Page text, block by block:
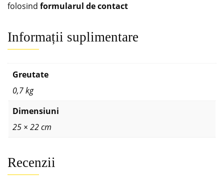
folosind formularul de contact
Informații suplimentare
Greutate
0,7 kg
Dimensiuni
25 × 22 cm
Recenzii